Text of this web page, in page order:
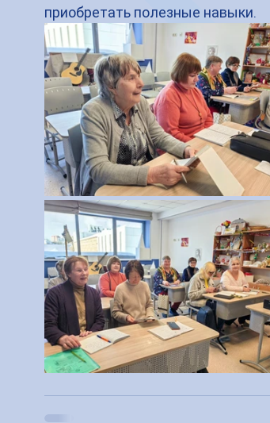
приобретать полезные навыки.